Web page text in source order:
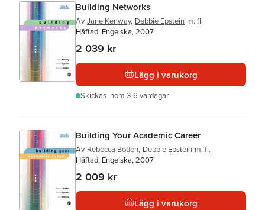
Building Networks
Av Jane Kenway, Debbie Epstein m. fl.
Häftad, Engelska, 2007
2 039 kr
Lägg i varukorg
Skickas inom 3-6 vardagar
Building Your Academic Career
Av Rebecca Boden, Debbie Epstein m. fl.
Häftad, Engelska, 2007
2 009 kr
Lägg i varukorg